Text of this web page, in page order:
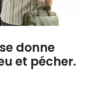
donne
et pécher.